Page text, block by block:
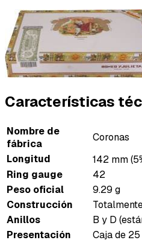
Características
Nombre de
fábrica
Coronas
Longitud
142 mm
Ring gauge
42
Peso oficial
9.29 g
Construcción
Anillos
B y D
Presentación
Caja de